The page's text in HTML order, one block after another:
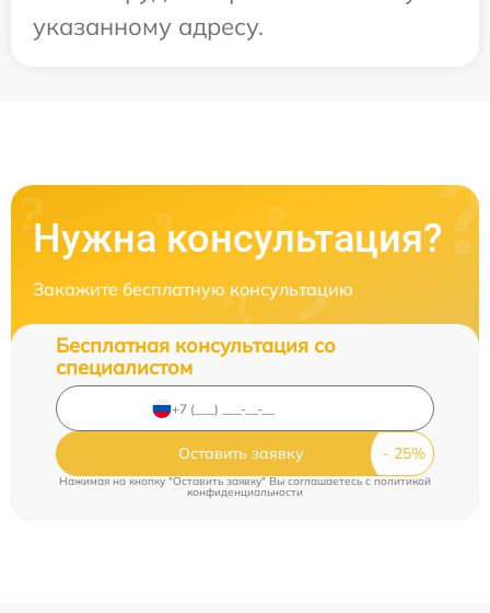
указанному адресу.
Нужна консультация?
Закажите бесплатную консультацию
Бесплатная консультация со
специалистом
Оставить заявку
Нажимая на кнопку "Оставить заявку" Вы соглашаетесь cполитикой
конфиденциальности